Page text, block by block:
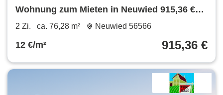
Wohnung zum Mieten in Neuwied 915,36 €
76.28 m²
2 Zi. ca. 76,28 m² Neuwied 56566
12 €/m² 915,36 €